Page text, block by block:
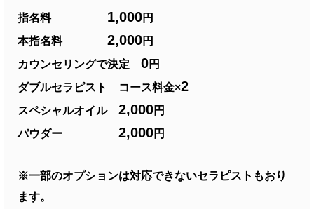
指名料 1,000円
本指名料 2,000円
カウンセリングで決定 0円
ダブルセラピスト コース料金×2
スペシャルオイル 2,000円
パウダー 2,000円
※一部のオプションは対応できないセラピストもおり
ます。